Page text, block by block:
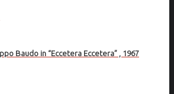
Baudo in “Eccetera Eccetera” , 1967